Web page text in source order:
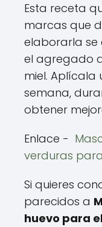
Esta receta
marcas que
elaborarla se
el agregado
miel. Aplícala
semana,
obtener
Enlace -
verduras
Si quieres
parecidos a
huevo para